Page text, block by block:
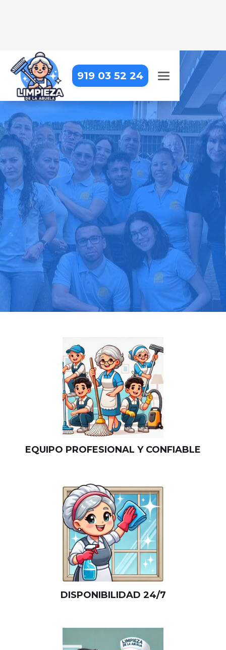
919 03 52 24
LIMPIEZA DE OFICINAS EN
GUADARRAMA
Trabajar en una oficina impecable
hace la diferencia. Nosotros lo
hacemos posible
Pide tu presupuesto gratis
Llama hoy: 919 03 52 24
Más de 1000 clientes confían en nosotros
⭐⭐⭐⭐⭐
EQUIPO PROFESIONAL Y CONFIABLE
DISPONIBILIDAD 24/7